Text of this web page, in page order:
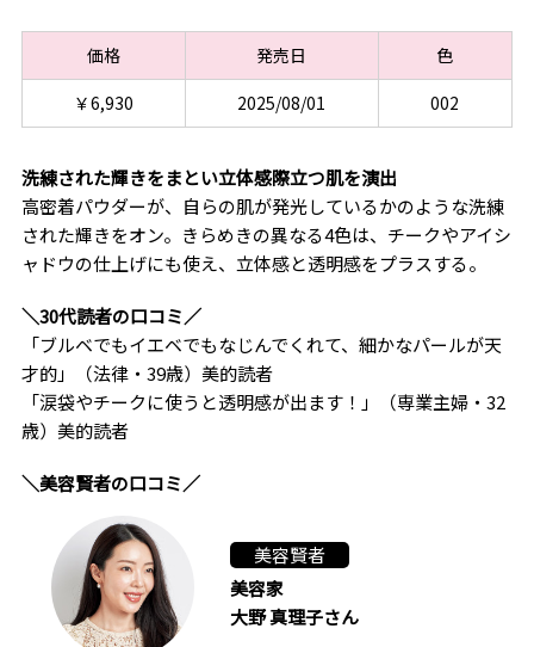
価格 発売日
色
￥6,930
2025/08/01 002
洗練された輝きをまとい立体感際立つ肌を演出
高密着パウダーが、自らの肌が発光しているかのような洗練
された輝きをオン。きらめきの異なる4色は、チークやアイシ
ャドウの仕上げにも使え、立体感と透明感をプラスする。
＼30代読者の口コミ／
「ブルベでもイエベでもなじんでくれて、細かなパールが天
才的」（法律・39歳）美的読者
「涙袋やチークに使うと透明感が出ます！」（専業主婦・32
歳）美的読者
＼美容賢者の口コミ／
美容賢者
美容家
大野 真理子さん